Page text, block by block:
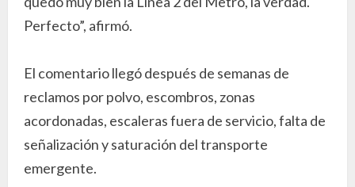
Perfecto”, afirmó.
El comentario llegó después de semanas de
reclamos por polvo, escombros, zonas
acordonadas, escaleras fuera de servicio, falta de
señalización y saturación del transporte
emergente.